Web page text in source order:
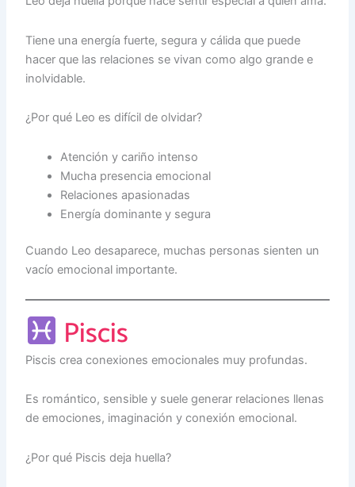
Tiene una energía fuerte, segura y cálida que puede
hacer que las relaciones se vivan como algo grande e
inolvidable.
¿Por qué Leo es difícil de olvidar?
Atención y cariño intenso
Mucha presencia emocional
Relaciones apasionadas
Energía dominante y segura
Cuando Leo desaparece, muchas personas sienten un
vacío emocional importante.
Piscis
Piscis crea conexiones emocionales muy profundas.
Es romántico, sensible y suele generar relaciones llenas
de emociones, imaginación y conexión emocional.
¿Por qué Piscis deja huella?